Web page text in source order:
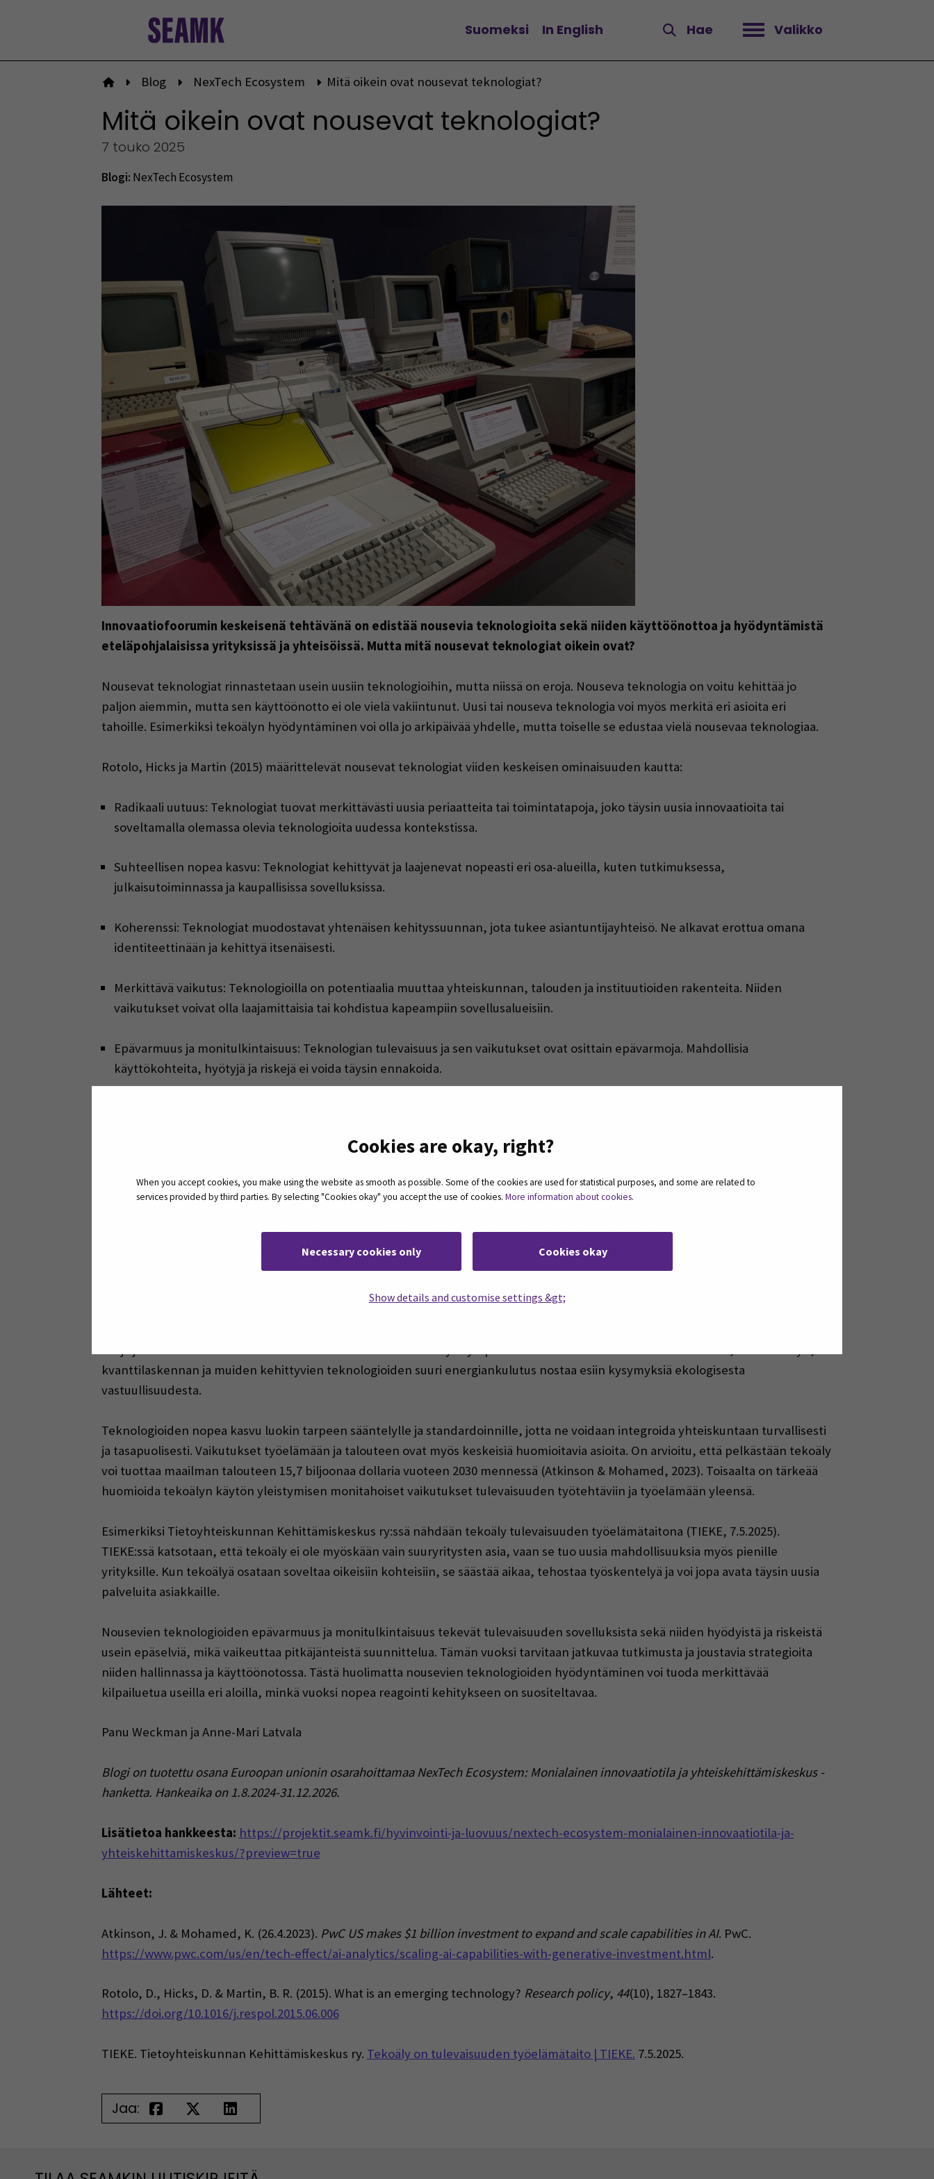
Cookies are okay, right?
When you accept cookies, you make using the website as smooth as possible. Some of the cookies are used for statistical purposes, and some are related to
services provided by third parties. By selecting "Cookies okay" you accept the use of cookies. More information about cookies.
Necessary cookies only Cookies okay
Show details and customise settings &gt;
Vaihda kieltä
Suomeksi In English Hae Valikko
Avaa valikko
Etusivulle
Blog NexTech Ecosystem Mitä oikein ovat nousevat teknologiat?
Mitä oikein ovat nousevat teknologiat?
7 touko 2025
Blogi: NexTech Ecosystem
Innovaatiofoorumin keskeisenä tehtävänä on edistää nousevia teknologioita sekä niiden käyttöönottoa ja hyödyntämistä
eteläpohjalaisissa yrityksissä ja yhteisöissä. Mutta mitä nousevat teknologiat oikein ovat?
Nousevat teknologiat rinnastetaan usein uusiin teknologioihin, mutta niissä on eroja. Nouseva teknologia on voitu kehittää jo
paljon aiemmin, mutta sen käyttöönotto ei ole vielä vakiintunut. Uusi tai nouseva teknologia voi myös merkitä eri asioita eri
tahoille. Esimerkiksi tekoälyn hyödyntäminen voi olla jo arkipäivää yhdelle, mutta toiselle se edustaa vielä nousevaa teknologiaa.
Rotolo, Hicks ja Martin (2015) määrittelevät nousevat teknologiat viiden keskeisen ominaisuuden kautta:
Radikaali uutuus: Teknologiat tuovat merkittävästi uusia periaatteita tai toimintatapoja, joko täysin uusia innovaatioita tai
soveltamalla olemassa olevia teknologioita uudessa kontekstissa.
Suhteellisen nopea kasvu: Teknologiat kehittyvät ja laajenevat nopeasti eri osa-alueilla, kuten tutkimuksessa,
julkaisutoiminnassa ja kaupallisissa sovelluksissa.
Koherenssi: Teknologiat muodostavat yhtenäisen kehityssuunnan, jota tukee asiantuntijayhteisö. Ne alkavat erottua omana
identiteettinään ja kehittyä itsenäisesti.
Merkittävä vaikutus: Teknologioilla on potentiaalia muuttaa yhteiskunnan, talouden ja instituutioiden rakenteita. Niiden
vaikutukset voivat olla laajamittaisia tai kohdistua kapeampiin sovellusalueisiin.
Epävarmuus ja monitulkintaisuus: Teknologian tulevaisuus ja sen vaikutukset ovat osittain epävarmoja. Mahdollisia
käyttökohteita, hyötyjä ja riskejä ei voida täysin ennakoida.
Näistä esimerkiksi OpenAI:n ChatGPT mullisti generatiivisen tekoälyn hyödyntämisen laajasti noin kaksi vuotta sitten. Tämän
maailmaa, vaikka se on vielä niin sanotusti ”lapsen kengissä”.
Nousevilla teknologioilla on huomattava potentiaali, mutta niiden kehitys on ennakoimatonta. Ne voivat muuttaa toimintamalleja,
liiketoimintaa ja yhteiskunnan rakenteita, mutta samalla ne voivat aiheuttaa riskejä. Nousevat teknologiat edellyttävätkin
lisätutkimusta, jotta niiden vaikutuksia voidaan hallita vastuullisesti.
kvanttilaskennan ja muiden kehittyvien teknologioiden suuri energiankulutus nostaa esiin kysymyksiä ekologisesta
vastuullisuudesta.
Teknologioiden nopea kasvu luokin tarpeen sääntelylle ja standardoinnille, jotta ne voidaan integroida yhteiskuntaan turvallisesti
ja tasapuolisesti. Vaikutukset työelämään ja talouteen ovat myös keskeisiä huomioitavia asioita. On arvioitu, että pelkästään tekoäly
voi tuottaa maailman talouteen 15,7 biljoonaa dollaria vuoteen 2030 mennessä (Atkinson & Mohamed, 2023). Toisaalta on tärkeää
huomioida tekoälyn käytön yleistymisen monitahoiset vaikutukset tulevaisuuden työtehtäviin ja työelämään yleensä.
Esimerkiksi Tietoyhteiskunnan Kehittämiskeskus ry:ssä nähdään tekoäly tulevaisuuden työelämätaitona (TIEKE, 7.5.2025).
TIEKE:ssä katsotaan, että tekoäly ei ole myöskään vain suuryritysten asia, vaan se tuo uusia mahdollisuuksia myös pienille
yrityksille. Kun tekoälyä osataan soveltaa oikeisiin kohteisiin, se säästää aikaa, tehostaa työskentelyä ja voi jopa avata täysin uusia
palveluita asiakkaille.
Nousevien teknologioiden epävarmuus ja monitulkintaisuus tekevät tulevaisuuden sovelluksista sekä niiden hyödyistä ja riskeistä
usein epäselviä, mikä vaikeuttaa pitkäjänteistä suunnittelua. Tämän vuoksi tarvitaan jatkuvaa tutkimusta ja joustavia strategioita
niiden hallinnassa ja käyttöönotossa. Tästä huolimatta nousevien teknologioiden hyödyntäminen voi tuoda merkittävää
kilpailuetua useilla eri aloilla, minkä vuoksi nopea reagointi kehitykseen on suositeltavaa.
Panu Weckman ja Anne-Mari Latvala
Blogi on tuotettu osana Euroopan unionin osarahoittamaa NexTech Ecosystem: Monialainen innovaatiotila ja yhteiskehittämiskeskus -
hanketta. Hankeaika on 1.8.2024-31.12.2026.
Lisätietoa hankkeesta: https://projektit.seamk.fi/hyvinvointi-ja-luovuus/nextech-ecosystem-monialainen-innovaatiotila-ja-
yhteiskehittamiskeskus/?preview=true
Lähteet:
Atkinson, J. & Mohamed, K. (26.4.2023). PwC US makes $1 billion investment to expand and scale capabilities in AI. PwC.
https://www.pwc.com/us/en/tech-effect/ai-analytics/scaling-ai-capabilities-with-generative-investment.html.
Rotolo, D., Hicks, D. & Martin, B. R. (2015). What is an emerging technology? Research policy, 44(10), 1827–1843.
https://doi.org/10.1016/j.respol.2015.06.006
TIEKE. Tietoyhteiskunnan Kehittämiskeskus ry. Tekoäly on tulevaisuuden työelämätaito | TIEKE. 7.5.2025.
Jaa: